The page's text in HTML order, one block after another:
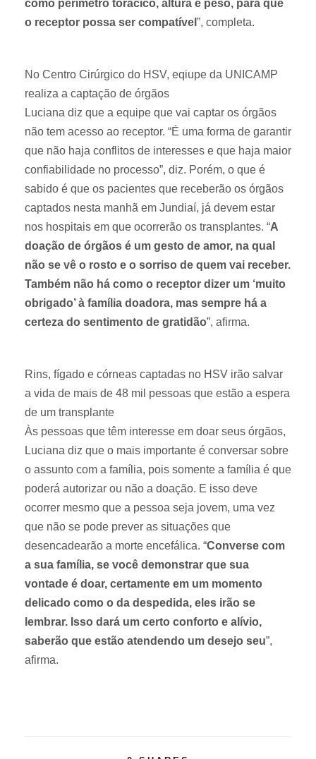
como perímetro torácico, altura e peso, para que
o receptor possa ser compatível ”, completa.
No Centro Cirúrgico do HSV, eqiupe da UNICAMP
realiza a captação de órgãos
Luciana diz que a equipe que vai captar os órgãos
não tem acesso ao receptor. “É uma forma de garantir
que não haja conflitos de interesses e que haja maior
confiabilidade no processo”, diz. Porém, o que é
sabido é que os pacientes que receberão os órgãos
captados nesta manhã em Jundiaí, já devem estar
nos hospitais em que ocorrerão os transplantes. “A
doação de órgãos é um gesto de amor, na qual
não se vê o rosto e o sorriso de quem vai receber.
Também não há como o receptor dizer um ‘muito
obrigado’ à família doadora, mas sempre há a
certeza do sentimento de gratidão”, afirma.
Rins, fígado e córneas captadas no HSV irão salvar
a vida de mais de 48 mil pessoas que estão a espera
de um transplante
Às pessoas que têm interesse em doar seus órgãos,
Luciana diz que o mais importante é conversar sobre
o assunto com a família, pois somente a família é que
poderá autorizar ou não a doação. E isso deve
ocorrer mesmo que a pessoa seja jovem, uma vez
que não se pode prever as situações que
desencadearão a morte encefálica. “Converse com
a sua família, se você demonstrar que sua
vontade é doar, certamente em um momento
delicado como o da despedida, eles irão se
lembrar. Isso dará um certo conforto e alívio,
saberão que estão atendendo um desejo seu”,
afirma.